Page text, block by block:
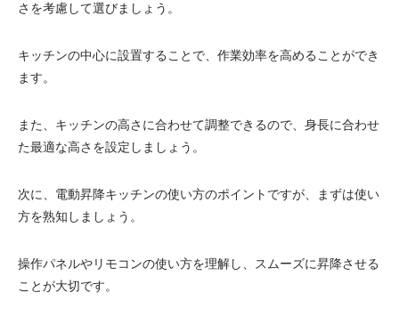
さを考慮して選びましょう。
キッチンの中心に設置することで、作業効率を高めることができ
ます。
また、キッチンの高さに合わせて調整できるので、身長に合わせ
た最適な高さを設定しましょう。
次に、電動昇降キッチンの使い方のポイントですが、まずは使い
方を熟知しましょう。
操作パネルやリモコンの使い方を理解し、スムーズに昇降させる
ことが大切です。